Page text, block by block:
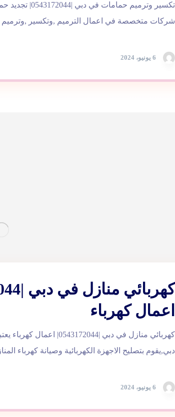
6 يونيو، 2024
تكسير وترميم حمامات
شركات متخصصة في اعمال الترميم ,وتكسير ,وترميم
اعمال كهرباء
6 يونيو، 2024
كهربائي منازل في دبي
دبي,يقوم بتصليح الاجهزة الكهربائية وصيانة كهرباء